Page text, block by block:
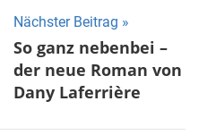
Nächster Beitrag
So ganz nebenbei –
der neue Roman von
Dany Laferrière